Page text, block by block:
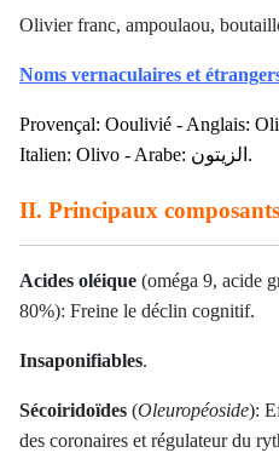
Olivier franc, ampoulaou,
Noms vernaculaires et
Provençal: Ooulivié - Anglais:
Italien: Olivo
- Arabe: الزيتون.
II. Principaux
Acides oléique (oméga 9, acide
80%): Freine le déclin cognitif.
Insaponifiables.
Sécoiridoïdes (Oleuropéoside):
des coronaires et régulateur du